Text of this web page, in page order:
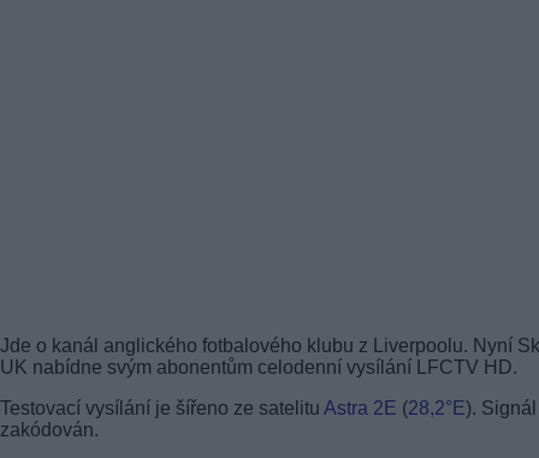
Jde o kanál anglického fotbalového klubu z Liverpoolu. Nyní
UK nabídne svým abonentům celodenní vysílání LFCTV HD.
Testovací vysílání je šířeno ze satelitu Astra 2E (28,2°E).
zakódován.